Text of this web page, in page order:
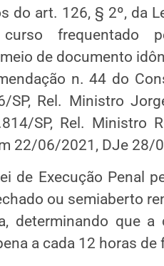
do art. 126, § 2º, da
frequentado
de documento
n. 44 do
SP, Rel. Ministro
SP, Rel. Ministro
22/06/2021, DJe 28/
de Execução Penal
ou semiaberto
determinando que
a cada 12 horas de